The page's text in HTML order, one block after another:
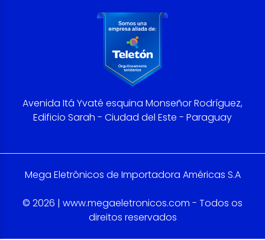
Avenida Itá Yvaté esquina Monseñor Rodríguez,
Edificio Sarah - Ciudad del Este - Paraguay
Mega Eletrônicos de Importadora Américas S.A
© 2026 | www.megaeletronicos.com - Todos os
direitos reservados